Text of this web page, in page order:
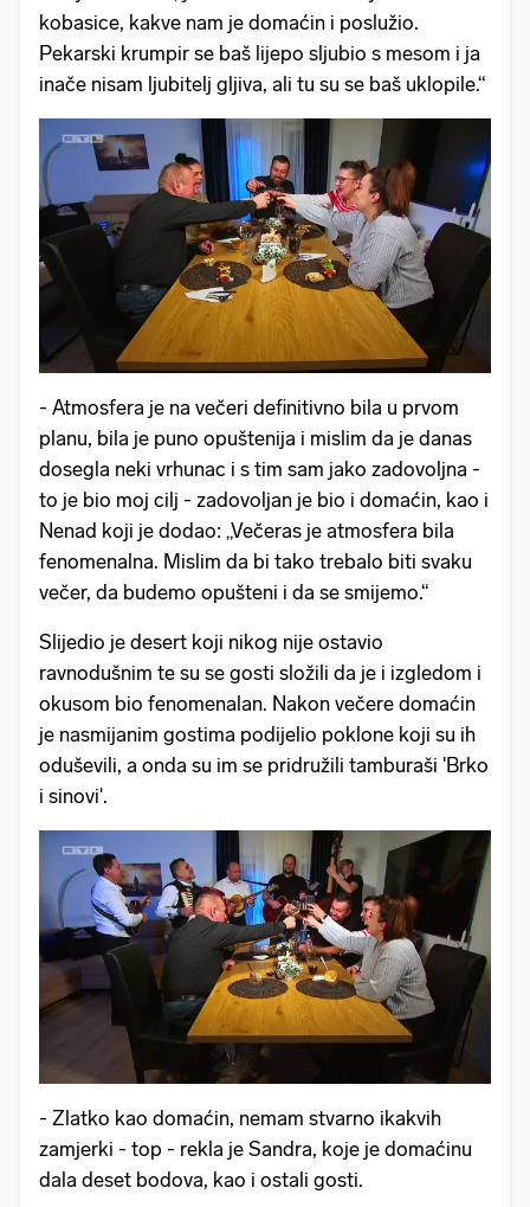
kobasice, kakve nam je domaćin i poslužio.
Pekarski krumpir se baš lijepo sljubio s mesom i ja
inače nisam ljubitelj gljiva, ali tu su se baš uklopile.“
- Atmosfera je na večeri definitivno bila u prvom
planu, bila je puno opuštenija i mislim da je danas
dosegla neki vrhunac i s tim sam jako zadovoljna -
to je bio moj cilj - zadovoljan je bio i domaćin, kao i
Nenad koji je dodao: „Večeras je atmosfera bila
fenomenalna. Mislim da bi tako trebalo biti svaku
večer, da budemo opušteni i da se smijemo.“
Slijedio je desert koji nikog nije ostavio
ravnodušnim te su se gosti složili da je i izgledom i
okusom bio fenomenalan. Nakon večere domaćin
je nasmijanim gostima podijelio poklone koji su ih
oduševili, a onda su im se pridružili tamburaši 'Brko
i sinovi'.
- Zlatko kao domaćin, nemam stvarno ikakvih
zamjerki - top - rekla je Sandra, koje je domaćinu
dala deset bodova, kao i ostali gosti.